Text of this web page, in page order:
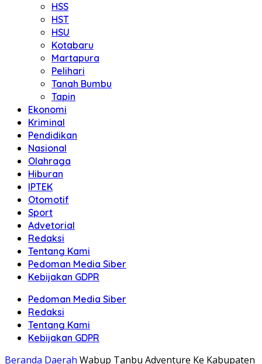
HSS
HST
HSU
Kotabaru
Martapura
Pelihari
Tanah Bumbu
Tapin
Ekonomi
Kriminal
Pendidikan
Nasional
Olahraga
Hiburan
IPTEK
Otomotif
Sport
Advetorial
Redaksi
Tentang Kami
Pedoman Media Siber
Kebijakan GDPR
Pedoman Media Siber
Redaksi
Tentang Kami
Kebijakan GDPR
Beranda Daerah Wabup Tanbu Adventure Ke Kabupaten